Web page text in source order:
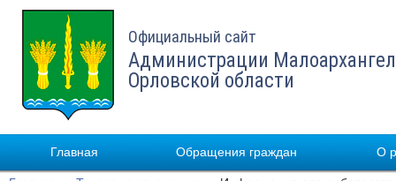
Официальный сайт
Администрации
Орловской области
Главная Обращения граждан О